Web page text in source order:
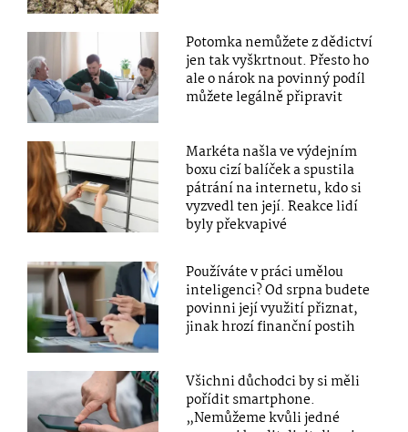
Potomka nemůžete z dědictví
jen tak vyškrtnout. Přesto ho
ale o nárok na povinný podíl
můžete legálně připravit
Markéta našla ve výdejním
boxu cizí balíček a spustila
pátrání na internetu, kdo si
vyzvedl ten její. Reakce lidí
byly překvapivé
Používáte v práci umělou
inteligenci? Od srpna budete
povinni její využití přiznat,
jinak hrozí finanční postih
Všichni důchodci by si měli
pořídit smartphone.
„Nemůžeme kvůli jedné